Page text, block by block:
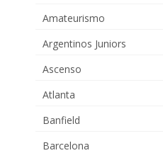
Amateurismo
Argentinos Juniors
Ascenso
Atlanta
Banfield
Barcelona